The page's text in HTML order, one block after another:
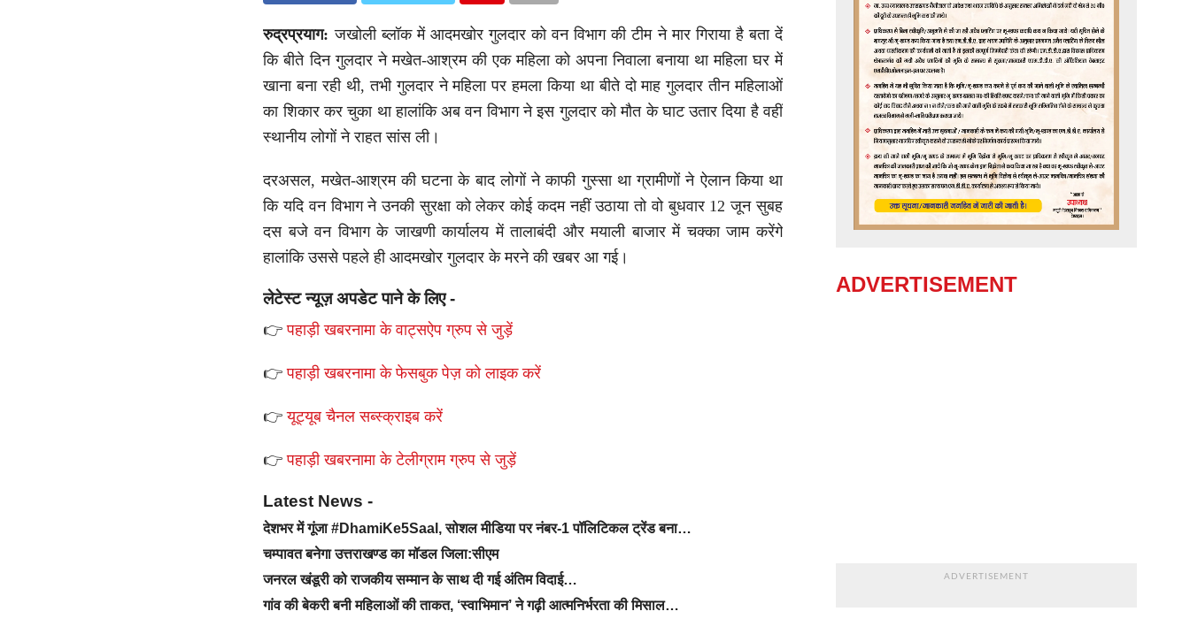
रुद्रप्रयाग: जखोली ब्लॉक में आदमखोर गुलदार को वन विभाग की टीम ने मार गिराया है बता दें
कि बीते दिन गुलदार ने मखेत-आश्रम की एक महिला को अपना निवाला बनाया था महिला घर में
खाना बना रही थी, तभी गुलदार ने महिला पर हमला किया था बीते दो माह गुलदार तीन महिलाओं
का शिकार कर चुका था हालांकि अब वन विभाग ने इस गुलदार को मौत के घाट उतार दिया है वहीं
स्थानीय लोगों ने राहत सांस ली।
दरअसल, मखेत-आश्रम की घटना के बाद लोगों ने काफी गुस्सा था ग्रामीणों ने ऐलान किया था
कि यदि वन विभाग ने उनकी सुरक्षा को लेकर कोई कदम नहीं उठाया तो वो बुधवार 12 जून सुबह
दस बजे वन विभाग के जाखणी कार्यालय में तालाबंदी और मयाली बाजार में चक्का जाम करेंगे
हालांकि उससे पहले ही आदमखोर गुलदार के मरने की खबर आ गई।
लेटेस्ट न्यूज़ अपडेट पाने के लिए -
👉पहाड़ी खबरनामा के वाट्सऐप ग्रुप से जुड़ें
👉पहाड़ी खबरनामा के फेसबुक पेज़ को लाइक करें
👉यूट्यूब चैनल सब्स्क्राइब करें
👉पहाड़ी खबरनामा के टेलीग्राम ग्रुप से जुड़ें
Latest News -
देशभर में गूंजा #DhamiKe5Saal, सोशल मीडिया पर नंबर-1 पॉलिटिकल ट्रेंड बना…
चम्पावत बनेगा उत्तराखण्ड का मॉडल जिला:सीएम
जनरल खंडूरी को राजकीय सम्मान के साथ दी गई अंतिम विदाई…
गांव की बेकरी बनी महिलाओं की ताकत, ‘स्वाभिमान’ ने गढ़ी आत्मनिर्भरता की मिसाल…
ADVERTISEMENT
ADVERTISEMENT